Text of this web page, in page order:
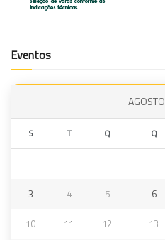
Eventos
S T Q Q
3 4 5 6
10 11 12 13